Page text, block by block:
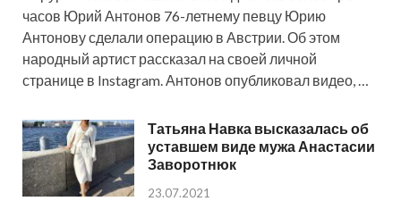
часов Юрий Антонов 76-летнему певцу Юрию
Антонову сделали операцию в Австрии. Об этом
народный артист рассказал на своей личной
странице в Instagram. Антонов опубликовал видео, …
Татьяна Навка высказалась об
уставшем виде мужа Анастасии
Заворотнюк
23.07.2021